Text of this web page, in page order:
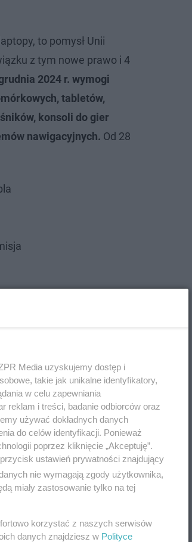
to pomysł Unii
z tym nowe prawo i 4
2024 r. wymogi
tabletów,
konsoli do gier
nawigacyjnych. Od 28
Media uzyskujemy dostęp i
takie jak unikalne identyfikatory,
w celu zapewniania
reklam i treści, badanie odbiorców oraz
używać dokładnych danych
do celów identyfikacji. Ponieważ
poprzez kliknięcie „Akceptuję”.
ustawień prywatności znajdujący
nie wymagają zgody użytkownika,
miały zastosowanie tylko na tej
korzystać z naszych serwisów
danych znajdziesz w Polityce